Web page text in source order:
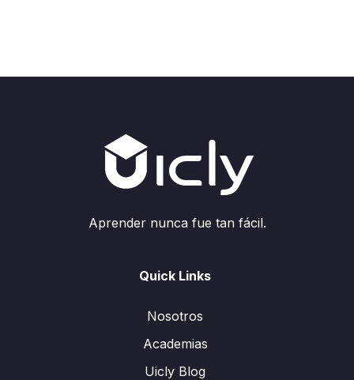
Aprender nunca fue tan fácil.
Quick Links
Nosotros
Academias
Uicly Blog